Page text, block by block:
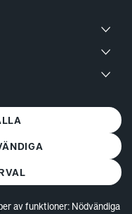
av funktioner: Nödvändiga